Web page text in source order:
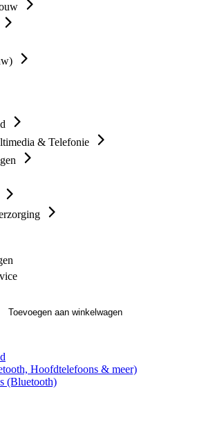
& Telefonie
Toevoegen aan winkelwagen
Hoofdtelefoons & meer)
(Bluetooth)